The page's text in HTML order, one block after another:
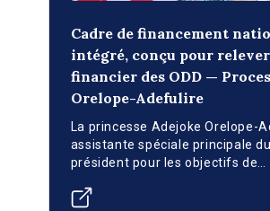
Cadre de financement
intégré, conçu pour
financier des ODD —
Orelope-Adefulire
La princesse Adejoke Orelope-
assistante spéciale principale du
président pour les objectifs de
participé au dialogue de haut